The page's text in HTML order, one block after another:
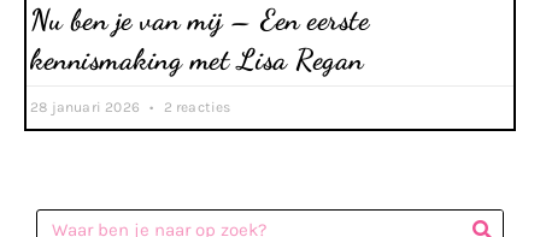
Nu ben je van mij – Een eerste
kennismaking met Lisa Regan
28 januari 2026 2 reacties